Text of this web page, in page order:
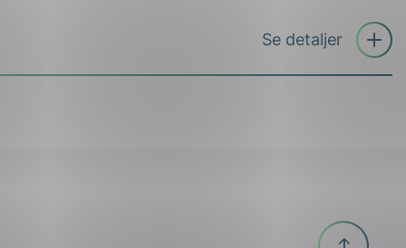
Se detaljer
Åpne
Til